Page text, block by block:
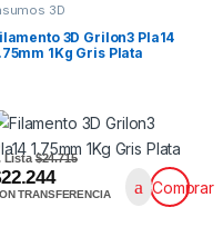
3D
3D Grilon3 Pla14
1Kg Gris Plata
Lista$24.715
TRANSFERENCIA Comprar